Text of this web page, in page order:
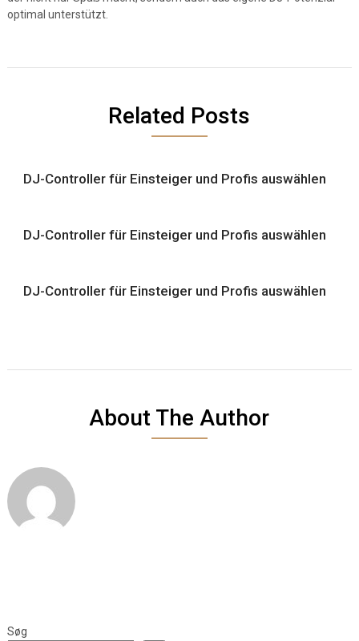
optimal unterstützt.
Related Posts
DJ-Controller für Einsteiger und Profis auswählen
DJ-Controller für Einsteiger und Profis auswählen
DJ-Controller für Einsteiger und Profis auswählen
About The Author
Søg